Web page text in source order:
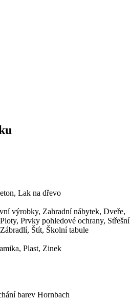
Lak na dřevo
výrobky, Zahradní nábytek, Dveře,
Prvky pohledové ochrany, Střešní
Štít, Školní tabule
Plast, Zinek
barev Hornbach